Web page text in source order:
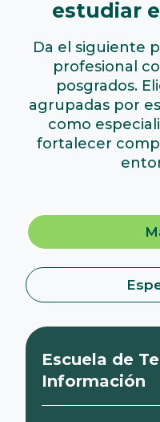
estudiar
Da el siguiente
profesional
posgrados.
agrupadas por
como
fortalecer
Escuela de
Información